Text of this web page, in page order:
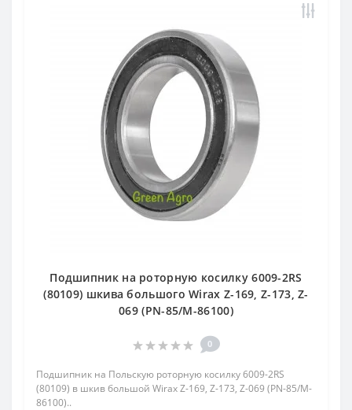
Подшипник на роторную косилку 6009-2RS
(80109) шкива большого Wirax Z-169, Z-173, Z-
069 (PN-85/M-86100)
0
Подшипник на Польскую роторную косилку 6009-2RS
(80109) в шкив большой Wirax Z-169, Z-173, Z-069 (PN-85/M-
86100)..